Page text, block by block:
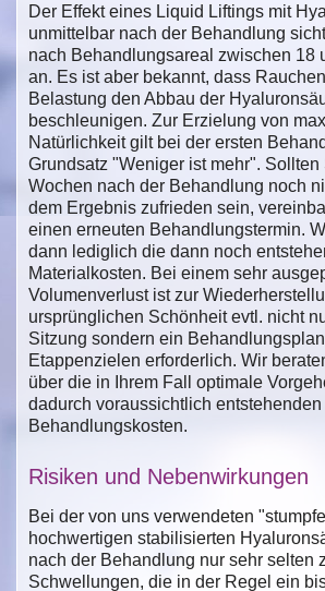
Der Effekt eines Liquid Liftings mit
unmittelbar nach der Behandlung
nach Behandlungsareal zwischen 18
an. Es ist aber bekannt, dass
Belastung den Abbau der
beschleunigen. Zur Erzielung von
Natürlichkeit gilt bei der ersten
Grundsatz "Weniger ist mehr".
Wochen nach der Behandlung noch
dem Ergebnis zufrieden sein,
einen erneuten Behandlungstermin.
dann lediglich die dann noch
Materialkosten. Bei einem sehr
Volumenverlust ist zur
ursprünglichen Schönheit evtl. nicht
Sitzung sondern ein
Etappenzielen erforderlich. Wir
über die in Ihrem Fall optimale
dadurch voraussichtlich entstehenden
Behandlungskosten.
Risiken und Nebenwirkungen
Bei der von uns verwendeten
hochwertigen stabilisierten
nach der Behandlung nur sehr selten
Schwellungen, die in der Regel ein